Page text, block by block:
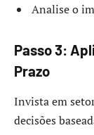
Analise o
Passo 3:
Prazo
Invista em
decisões